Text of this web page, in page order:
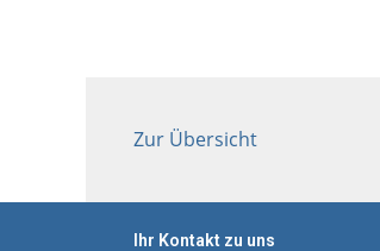
Zur Übersicht
Ihr Kontakt zu uns